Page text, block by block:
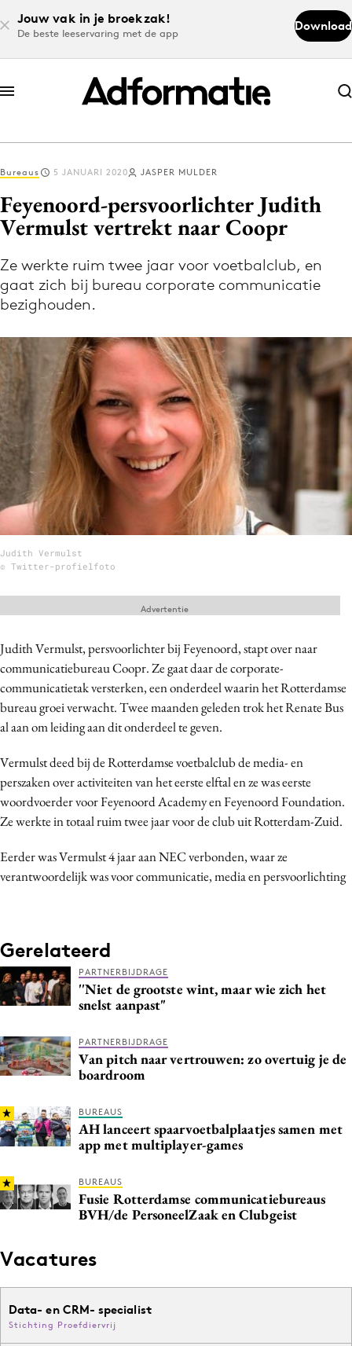
Jouw vak in je broekzak!
De beste leeservaring met de app
Download
Abonneer nu
Abonneer nu
Log in
Volg het laatste nieuws via de Adformatie
Nieuws app
Menu
Home
9 sept: GenAI-training
12 nov: MarketingLive!
Adverteren
Events
Opleidingen
Topics
Artificial Intelligence
Bureaus
Carriere
Contentmarketing
Craft
Data & Insights
Design
Effectiviteit
Gedragsverandering
Influencer marketing
Martech
Media
PR
Programmatic
Reputatie & crisis
Bureaus 5 JANUARI 2020 JASPER MULDER
Feyenoord-persvoorlichter Judith
Vermulst vertrekt naar Coopr ​​​​​​​
Ze werkte ruim twee jaar voor voetbalclub, en
gaat zich bij bureau corporate communicatie
bezighouden.
Judith Vermulst
© Twitter-profielfoto
Judith Vermulst, persvoorlichter bij Feyenoord, stapt over naar
communicatiebureau Coopr. Ze gaat daar de corporate-
communicatietak versterken, een onderdeel waarin het Rotterdamse
bureau groei verwacht. Twee maanden geleden trok hetRenate Bus
al aan om leiding aan dit onderdeel te geven.
Vermulst deed bij de Rotterdamse voetbalclub de media- en
perszaken over activiteiten van het eerste elftal en ze was eerste
woordvoerder voor Feyenoord Academy en Feyenoord Foundation.
Ze werkte in totaal ruim twee jaar voor de club uit Rotterdam-Zuid.
Eerder was Vermulst 4 jaar aan NEC verbonden, waar ze
verantwoordelijk was voor communicatie, media en persvoorlichting
Gerelateerd
PARTNERBIJDRAGE
''Niet de grootste wint, maar wie zich het
snelst aanpast"
PARTNERBIJDRAGE
Van pitch naar vertrouwen: zo overtuig je de
boardroom
BUREAUS
AH lanceert spaarvoetbalplaatjes samen met
app met multiplayer-games
BUREAUS
Fusie Rotterdamse communicatiebureaus
BVH/de PersoneelZaak en Clubgeist
Vacatures
Data- en CRM- specialist
Stichting Proefdiervrij
Advertentie